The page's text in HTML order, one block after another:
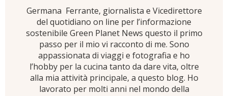
Germana Ferrante, giornalista e Vicedirettore
del quotidiano on line per l’informazione
sostenibile Green Planet News questo il primo
passo per il mio vi racconto di me. Sono
appassionata di viaggi e fotografia e ho
l’hobby per la cucina tanto da dare vita, oltre
alla mia attività principale, a questo blog. Ho
lavorato per molti anni nel mondo della